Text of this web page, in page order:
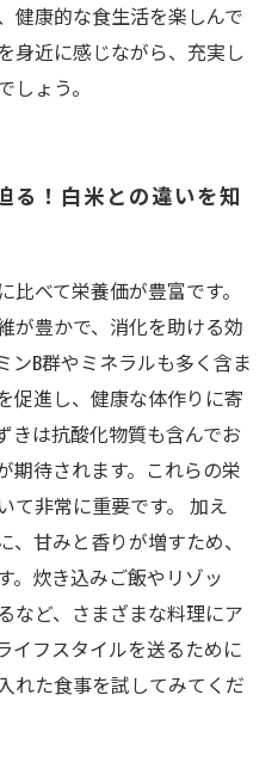
健康的な食生活を楽しんで
身近に感じながら、充実し
ょう。
る！白米との違いを知
べて栄養価が豊富です。
が豊かで、消化を助ける効
ンB群やミネラルも多く含ま
促進し、健康な体作りに寄
きは抗酸化物質も含んでお
期待されます。これらの栄
て非常に重要です。 加え
甘みと香りが増すため、
。炊き込みご飯やリゾッ
など、さまざまな料理にア
イフスタイルを送るために
れた食事を試してみてくだ